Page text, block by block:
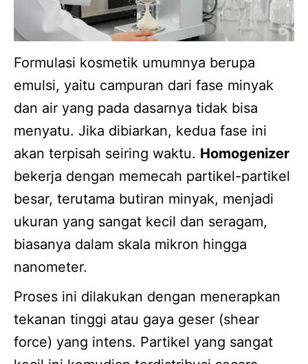
Formulasi kosmetik umumnya berupa
emulsi, yaitu campuran dari fase minyak
dan air yang pada dasarnya tidak bisa
menyatu. Jika dibiarkan, kedua fase ini
akan terpisah seiring waktu. Homogenizer
bekerja dengan memecah partikel-partikel
besar, terutama butiran minyak, menjadi
ukuran yang sangat kecil dan seragam,
biasanya dalam skala mikron hingga
nanometer.
Proses ini dilakukan dengan menerapkan
tekanan tinggi atau gaya geser (shear
force) yang intens. Partikel yang sangat